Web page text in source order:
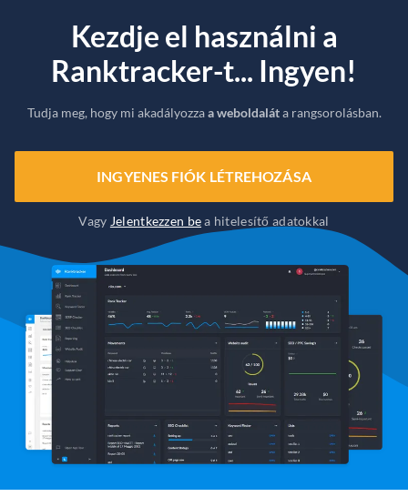
Kezdje el használni a
Ranktracker-t... Ingyen!
Tudja meg, hogy mi akadályozzaa weboldaláta rangsorolásban.
INGYENES FIÓK LÉTREHOZÁSA
Vagy Jelentkezzen bea hitelesítő adatokkal